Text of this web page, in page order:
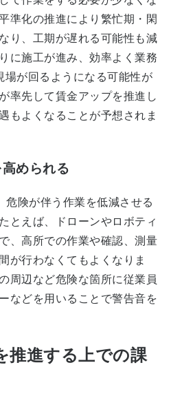
準化の推進により繁忙期・閑
り、工期が遅れる可能性も減
に施工が進み、効率よく業務
場が回るようになる可能性が
率先して賃金アップを推進し
もよくなることが予想されま
められる
険が伴う作業を低減させる
とえば、ドローンやロボティ
、高所での作業や確認、測量
が行わなくてもよくなりま
周辺など危険な箇所に従業員
などを用いることで警告音を
進する上での課